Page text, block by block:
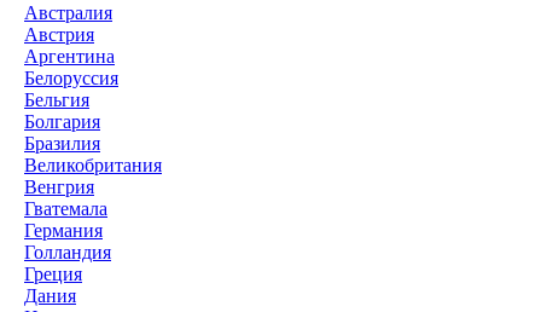
Австралия
Австрия
Аргентина
Белоруссия
Бельгия
Болгария
Бразилия
Великобритания
Венгрия
Гватемала
Германия
Голландия
Греция
Дания